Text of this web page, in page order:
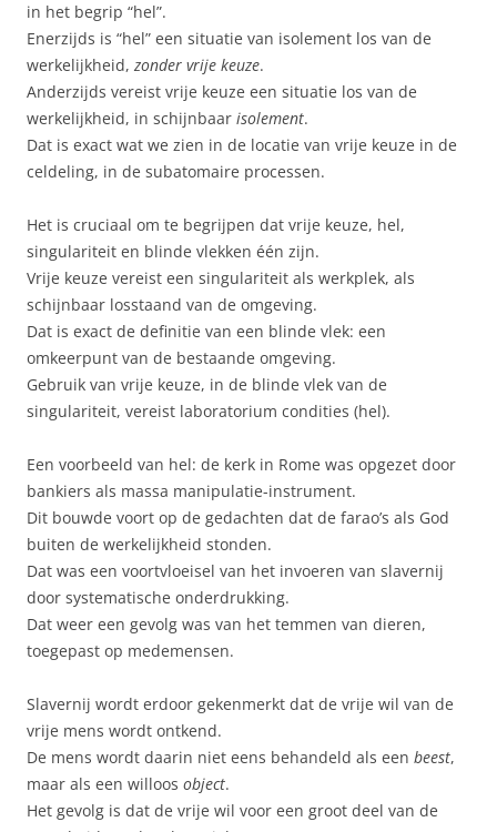
in het begrip “hel”.
Enerzijds is “hel” een situatie van isolement los van de
werkelijkheid, zonder vrije keuze.
Anderzijds vereist vrije keuze een situatie los van de
werkelijkheid, in schijnbaar isolement.
Dat is exact wat we zien in de locatie van vrije keuze in de
celdeling, in de subatomaire processen.
Het is cruciaal om te begrijpen dat vrije keuze, hel,
singulariteit en blinde vlekken één zijn.
Vrije keuze vereist een singulariteit als werkplek, als
schijnbaar losstaand van de omgeving.
Dat is exact de definitie van een blinde vlek: een
omkeerpunt van de bestaande omgeving.
Gebruik van vrije keuze, in de blinde vlek van de
singulariteit, vereist laboratorium condities (hel).
Een voorbeeld van hel: de kerk in Rome was opgezet door
bankiers als massa manipulatie-instrument.
Dit bouwde voort op de gedachten dat de farao’s als God
buiten de werkelijkheid stonden.
Dat was een voortvloeisel van het invoeren van slavernij
door systematische onderdrukking.
Dat weer een gevolg was van het temmen van dieren,
toegepast op medemensen.
Slavernij wordt erdoor gekenmerkt dat de vrije wil van de
vrije mens wordt ontkend.
De mens wordt daarin niet eens behandeld als een beest,
maar als een willoos object.
Het gevolg is dat de vrije wil voor een groot deel van de